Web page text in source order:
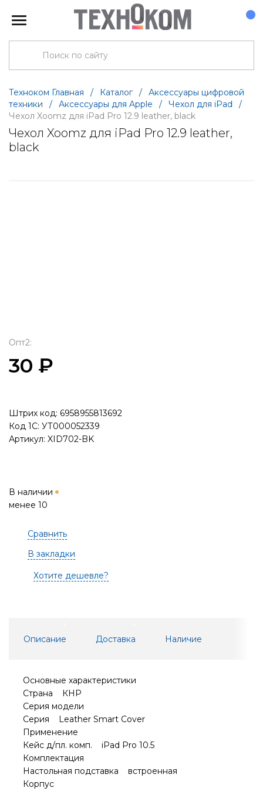
Техноком Главная / Каталог /
Аксессуары цифровой
техники
/ Аксессуары для Apple / Чехол для iPad
/
Чехол Xoomz для iPad Pro 12.9 leather, black
Чехол Xoomz для iPad Pro 12.9 leather,
black
Опт2:
30 ₽
Штрих код: 6958955813692
Код 1С: УТ000052339
Артикул: XID702-BK
В наличии
менее 10
Сравнить
В закладки
Хотите дешевле?
Описание Доставка Наличие
Основные характеристики
Страна КНР
Серия модели
Серия Leather Smart Cover
Применение
Кейс д/пл. комп. iPad Pro 10.5
Комплектация
Настольная подставка встроенная
Корпус